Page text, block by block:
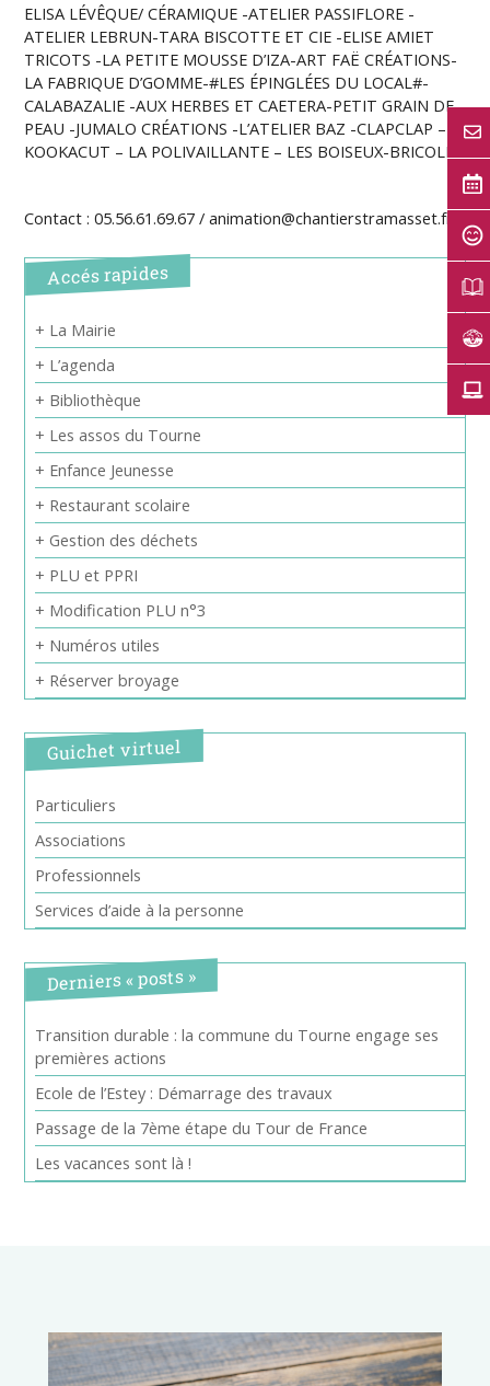
ELISA LÉVÊQUE/ CÉRAMIQUE -ATELIER PASSIFLORE -
ATELIER LEBRUN-TARA BISCOTTE ET CIE -ELISE AMIET
TRICOTS -LA PETITE MOUSSE D’IZA-ART FAË CRÉATIONS-
LA FABRIQUE D’GOMME-#LES ÉPINGLÉES DU LOCAL#-
CALABAZALIE -AUX HERBES ET CAETERA-PETIT GRAIN DE
PEAU -JUMALO CRÉATIONS -L’ATELIER BAZ -CLAPCLAP –
KOOKACUT – LA POLIVAILLANTE – LES BOISEUX-BRICOLE
Contact : 05.56.61.69.67 / animation@chantierstramasset.fr
Accés rapides
+ La Mairie
+ L’agenda
+ Bibliothèque
+ Les assos du Tourne
+ Enfance Jeunesse
+ Restaurant scolaire
+ Gestion des déchets
+ PLU et PPRI
+ Modification PLU n°3
+ Numéros utiles
+ Réserver broyage
Guichet virtuel
Particuliers
Associations
Professionnels
Services d’aide à la personne
Derniers « posts »
Transition durable : la commune du Tourne engage ses
premières actions
Ecole de l’Estey : Démarrage des travaux
Passage de la 7ème étape du Tour de France
Les vacances sont là !